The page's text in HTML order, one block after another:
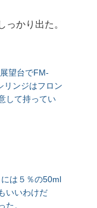
っかり出た。
望台でFM-
リンジはフロン
して持ってい
は５％の50ml
いいわけだ
。